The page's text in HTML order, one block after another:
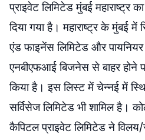
प्राइवेट लिमिटेड मुंबई
दिया गया है। महाराष्ट्र के मुंबई
एंड फाइनेंस लिमिटेड और पायनियर
एनबीएफआई बिजनेस से बाहर
किया है। इस लिस्ट में चेन्नई में
सर्विसेज लिमिटेड भी शामिल है।
कैपिटल प्राइवेट लिमिटेड ने